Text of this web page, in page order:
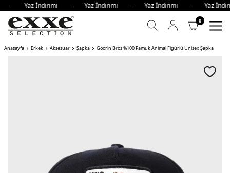
- Yaz İndirimi - Yaz İndirimi - Yaz İndirimi -
0
Anasayfa Erkek Aksesuar Şapka Goorin Bros %100 Pamuk Animal Figürlü Unisex Şapka